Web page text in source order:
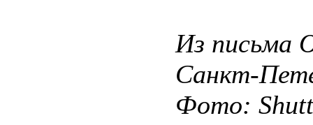
Из письма
Санкт-
Фото: